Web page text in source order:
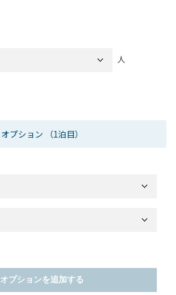
人
オプション （1泊目）
オプションを追加する